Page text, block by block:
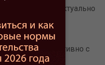
Это особенно актуально
подряд
ретроактивно с